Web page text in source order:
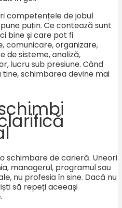
competențele de jobul
puțin. Ce contează sunt
bine și care pot fi
comunicare, organizare,
de sisteme, analiză,
lucru sub presiune. Când
schimbarea devine mai
schimbare de carieră. Uneori
managerul, programul sau
nu profesia în sine. Dacă nu
să repeți aceeași